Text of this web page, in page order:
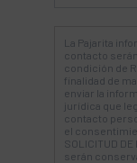
La Pajarita
contacto
condición de
finalidad de
enviar la
jurídica que
contacto
el
SOLICITUD
serán